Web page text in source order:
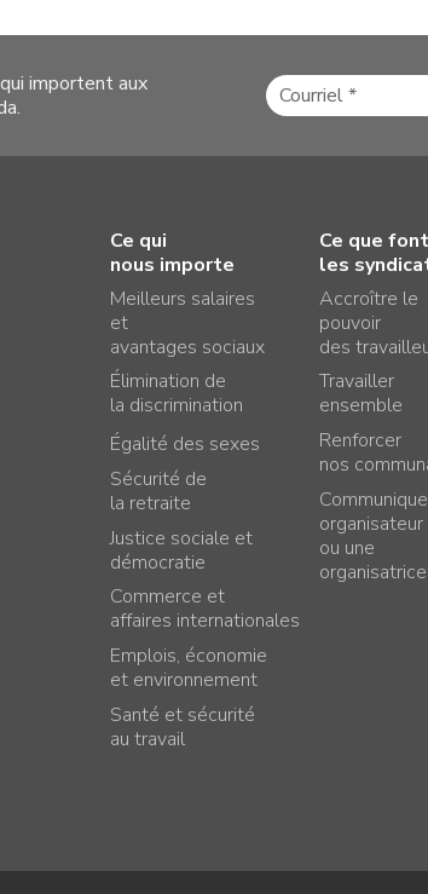
importent aux
Ce qui
nous importe
Meilleurs salaires
et
avantages sociaux
Élimination de
la discrimination
Égalité des sexes
Sécurité de
la retraite
Justice sociale et
démocratie
Commerce et
affaires internationales
Emplois, économie
et environnement
Santé et sécurité
au travail
Ce que font
les
Accroître le
pouvoir
des
Travailler
ensemble
Renforcer
nos
ou une